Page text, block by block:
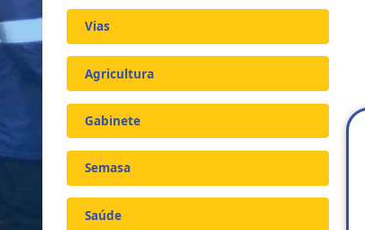
Vias
Agricultura
Gabinete
Semasa
Saúde